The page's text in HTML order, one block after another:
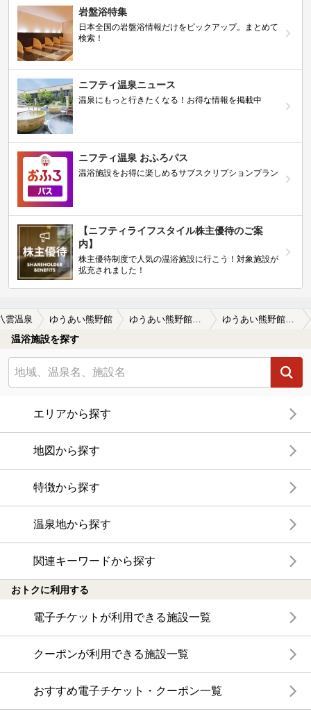
岩盤浴特集
日本全国の岩盤浴情報だけをピックアップ。まとめて
検索！
ニフティ温泉ニュース
温泉にもっと行きたくなる！お得な情報を掲載中
ニフティ温泉 おふろパス
温浴施設をお得に楽しめるサブスクリプションプラン
【ニフティライフスタイル株主優待のご案
内】
株主優待制度で人気の温浴施設に行こう！対象施設が
拡充されました！
雲温泉 ゆうあい熊野館 ゆうあい熊野館の口コミ一覧 ゆうあい熊野館の口コミ 熊野大社の敷地の中
温浴施設を探す
エリアから探す
地図から探す
特徴から探す
温泉地から探す
関連キーワードから探す
おトクに利用する
電子チケットが利用できる施設一覧
クーポンが利用できる施設一覧
おすすめ電子チケット・クーポン一覧